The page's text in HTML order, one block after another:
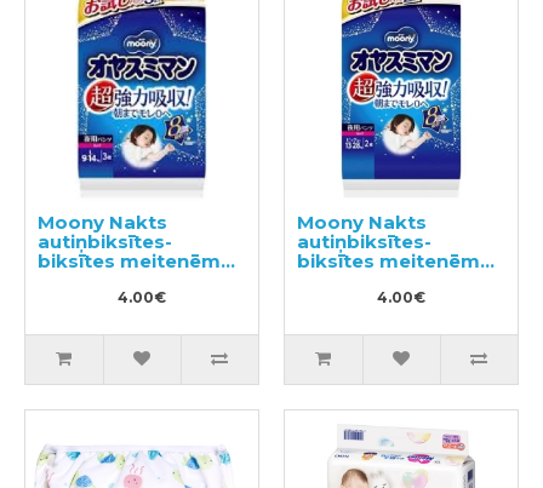
Moony Nakts
autiņbiksītes-
biksītes meitenēm
4.00€
Moony Nakts
autiņbiksītes-
biksītes meitenēm
4.00€